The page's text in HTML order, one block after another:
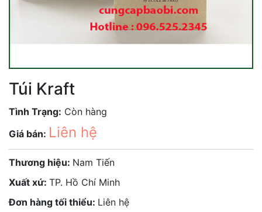
Túi Kraft
Tình Trạng: Còn hàng
Giá bán: Liên hệ
Thương hiệu: Nam Tiến
Xuất xứ: TP. Hồ Chí Minh
Đơn hàng tối thiểu: Liên hệ